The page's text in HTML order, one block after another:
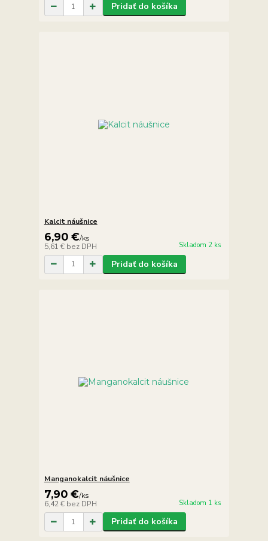
Pridať do košíka
Kalcit náušnice
6,90 €/ks
5,61 € bez DPH Skladom 2 ks
Pridať do košíka
Manganokalcit náušnice
7,90 €/ks
6,42 € bez DPH Skladom 1 ks
Pridať do košíka